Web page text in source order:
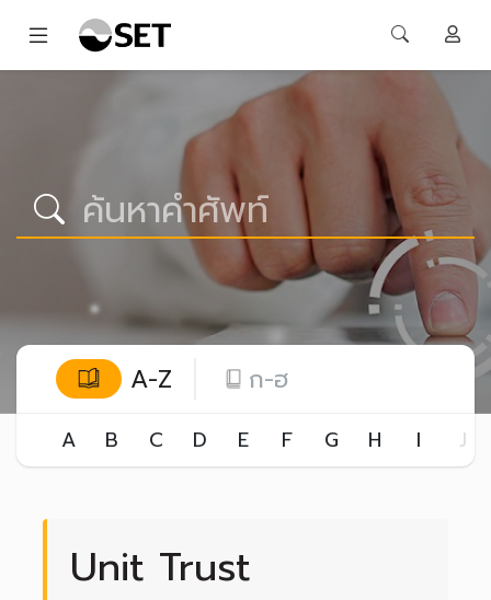
A-Z ก-ฮ
A B C D E F G H I J
Unit Trust